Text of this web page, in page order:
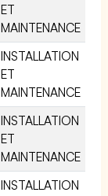
ET
MAINTENANCE
INSTALLATION
ET
MAINTENANCE
INSTALLATION
ET
MAINTENANCE
INSTALLATION